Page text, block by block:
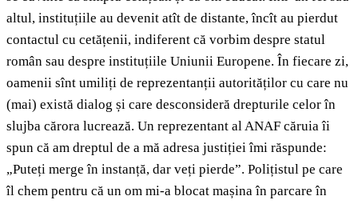
altul, instituțiile au devenit atît de distante, încît au pierdut
contactul cu cetățenii, indiferent că vorbim despre statul
român sau despre instituțiile Uniunii Europene. În fiecare zi,
oamenii sînt umiliți de reprezentanții autorităților cu care nu
(mai) există dialog și care desconsideră drepturile celor în
slujba cărora lucrează. Un reprezentant al ANAF căruia îi
spun că am dreptul de a mă adresa justiției îmi răspunde:
„Puteți merge în instanță, dar veți pierde”. Polițistul pe care
îl chem pentru că un om mi-a blocat mașina în parcare în